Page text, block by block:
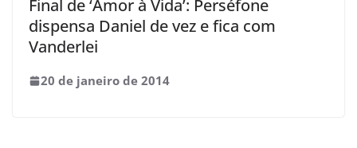
Final de ‘Amor à Vida’: Perséfone
dispensa Daniel de vez e fica com
Vanderlei
20 de janeiro de 2014